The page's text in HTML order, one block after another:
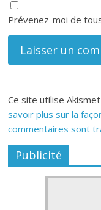
Prévenez-moi de
Ce site utilise
savoir plus sur la
commentaires sont
Publicité